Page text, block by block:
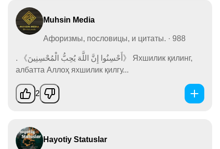
Muhsin Media
Афоризмы, пословицы, и цитаты. · 988
. 《أَحْسِنُوا إِنَّ اللَّهَ يُحِبُّ الْمُحْسِنِينَ》 Яхшилик қилинг,
албатта Аллоҳ яхшилик қилгу...
2
Hayotiy Statuslar